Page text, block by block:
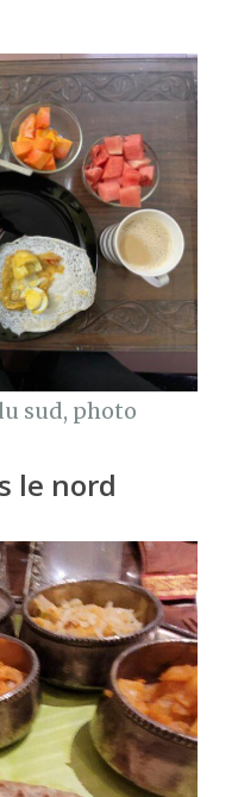
sud, photo
le nord